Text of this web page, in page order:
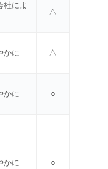
社によ
△
かに △
かに ○
かに ○